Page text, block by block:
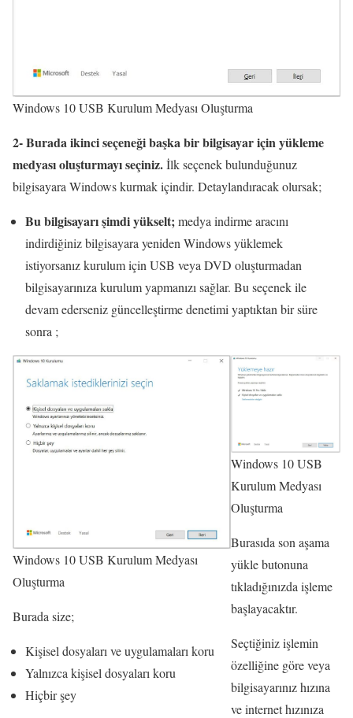
Windows 10 USB Kurulum Medyası Oluşturma
2-Burada ikinci seçeneği başka bir bilgisayar için yükleme
medyası oluşturmayı seçiniz.İlk seçenek bulunduğunuz
bilgisayara Windows kurmak içindir. Detaylandıracak olursak;
Bu bilgisayarı şimdi yükselt;medya indirme aracını
indirdiğiniz bilgisayara yeniden Windows yüklemek
istiyorsanız kurulum için USB veya DVD oluşturmadan
bilgisayarınıza kurulum yapmanızı sağlar. Bu seçenek ile
devam ederseniz güncelleştirme denetimi yaptıktan bir süre
sonra ;
Windows 10 USB Kurulum Medyası
Oluşturma
Burada size;
Kişisel dosyaları ve uygulamaları koru
Yalnızca kişisel dosyaları koru
Hiçbir şey
Windows 10 USB
Kurulum Medyası
Oluşturma
Burasıda son aşama
yükle butonuna
tıkladığınızda işleme
başlayacaktır.
Seçtiğiniz işlemin
özelliğine göre veya
bilgisayarınız hızına
ve internet hızınıza